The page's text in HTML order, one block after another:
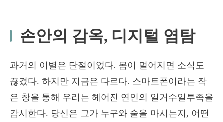
손안의 감옥, 디지털 염탐
과거의 이별은 단절이었다. 몸이 멀어지면 소식도
끊겼다. 하지만 지금은 다르다. 스마트폰이라는 작
은 창을 통해 우리는 헤어진 연인의 일거수일투족을
감시한다. 당신은 그가 누구와 술을 마시는지, 어떤